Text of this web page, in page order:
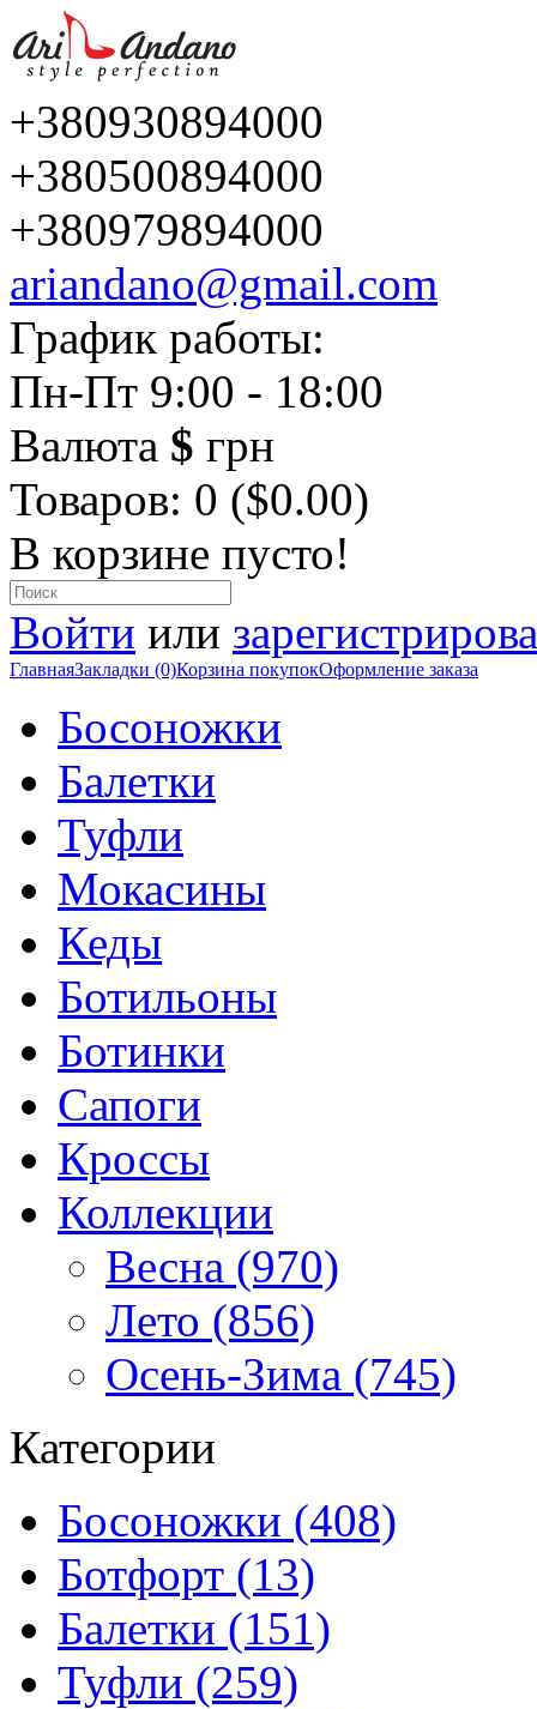
+380930894000
+380500894000
+380979894000
ariandano@gmail.com
График работы:
Пн-Пт 9:00 - 18:00
Валюта $ грн
Товаров: 0 ($0.00)
В корзине пусто!
Войти или
ГлавнаяЗакладки (0)Корзина покупокОформление заказа
Босоножки
Балетки
Туфли
Мокасины
Кеды
Ботильоны
Ботинки
Сапоги
Кроссы
Коллекции
Весна (970)
Лето (856)
Осень-Зима (745)
Категории
Босоножки (408)
Ботфорт (13)
Балетки (151)
Туфли (259)